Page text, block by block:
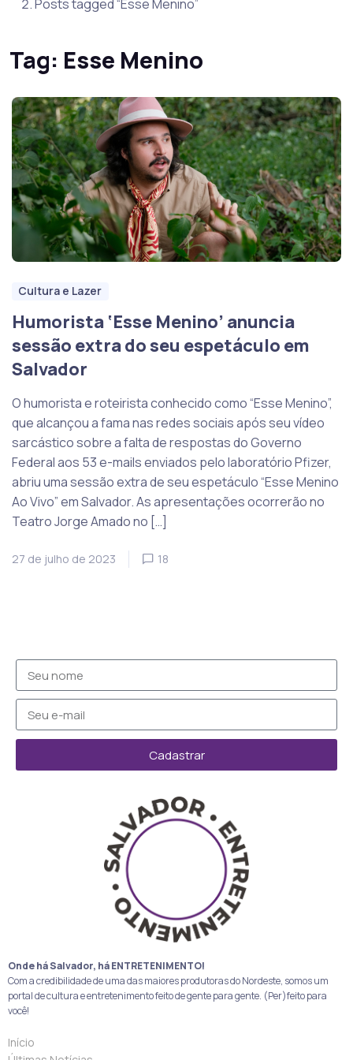
Posts tagged “Esse Menino”
Tag: Esse Menino
Cultura e Lazer
Humorista ‘Esse Menino’ anuncia
sessão extra do seu espetáculo em
Salvador
O humorista e roteirista conhecido como “Esse Menino”,
que alcançou a fama nas redes sociais após seu vídeo
sarcástico sobre a falta de respostas do Governo
Federal aos 53 e-mails enviados pelo laboratório Pfizer,
abriu uma sessão extra de seu espetáculo “Esse Menino
Ao Vivo” em Salvador. As apresentações ocorrerão no
Teatro Jorge Amado no […]
27 de julho de 2023 18
Cadastrar
Onde há Salvador, há ENTRETENIMENTO!
Com a credibilidade de uma das maiores produtoras do Nordeste, somos um
portal de cultura e entretenimento feito de gente para gente. (Per)feito para
você!
Início